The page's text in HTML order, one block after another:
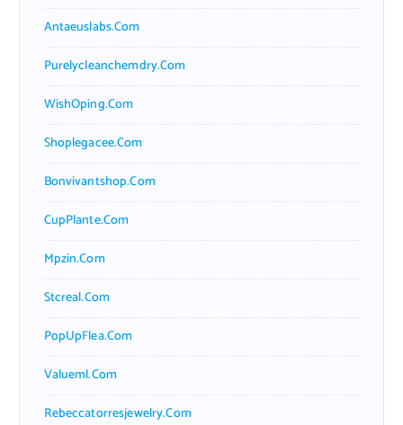
Antaeuslabs.com
Purelycleanchemdry.com
WishOping.com
Shoplegacee.com
Bonvivantshop.com
CupPlante.com
Mpzin.com
Stcreal.com
PopUpFlea.com
Valueml.com
Rebeccatorresjewelry.com